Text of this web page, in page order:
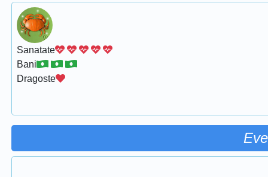
Sanatate
Bani
Dragoste